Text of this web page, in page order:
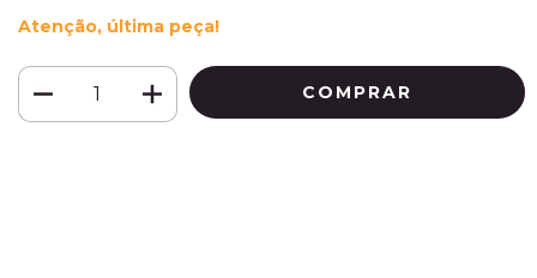
Atenção, última peça!